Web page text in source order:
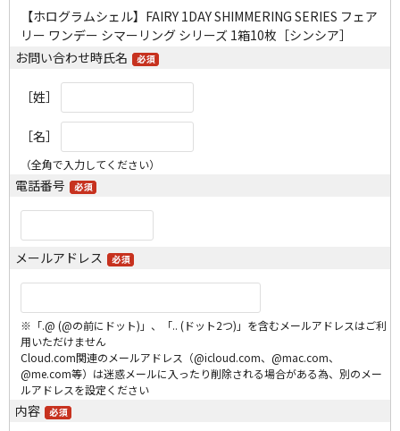
【ホログラムシェル】FAIRY 1DAY SHIMMERING SERIES フェア
リー ワンデー シマーリング シリーズ 1箱10枚［シンシア］
お問い合わせ時氏名
［姓］
［名］
（全角で入力してください）
電話番号
メールアドレス
※「.@ (@の前にドット)」、「.. (ドット2つ)」を含むメールアドレスはご利
用いただけません
Cloud.com関連のメールアドレス（@icloud.com、@mac.com、
@me.com等）は迷惑メールに入ったり削除される場合がある為、別のメー
ルアドレスを設定ください
内容